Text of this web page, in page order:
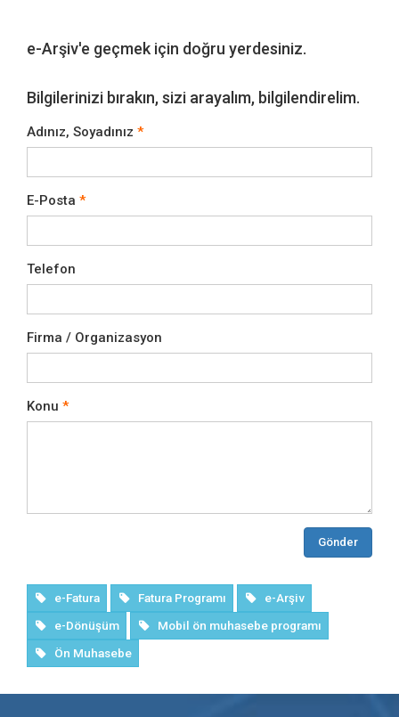
e-Arşiv'e geçmek için doğru yerdesiniz.
Bilgilerinizi bırakın, sizi arayalım, bilgilendirelim.
Adınız, Soyadınız
E-Posta
Telefon
Firma / Organizasyon
Konu
Gönder
e-Fatura Fatura Programı
e-Arşiv
e-Dönüşüm
Mobil ön muhasebe programı
Ön Muhasebe